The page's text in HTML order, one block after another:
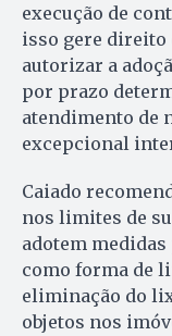
execução de
isso gere direito
autorizar a
por prazo
atendimento de
excepcional
Caiado
nos limites de
adotem
como forma de
eliminação do
objetos nos